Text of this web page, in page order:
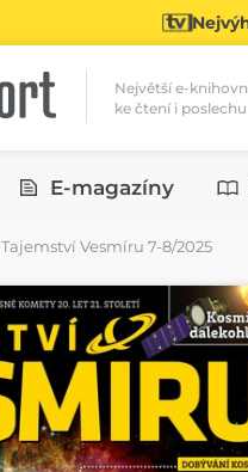
Největší e-
ke čtení i poslechu
E-magazíny
Tajemství Vesmíru 7-8/2025